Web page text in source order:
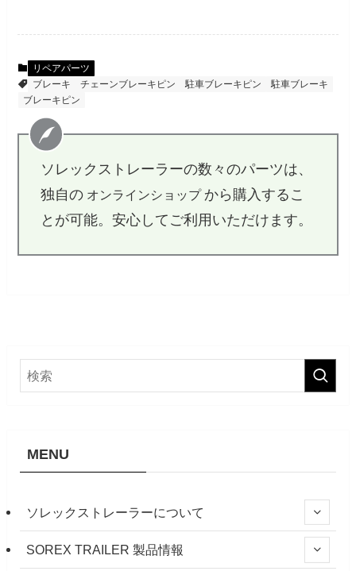
リペアパーツ
ブレーキ
チェーンブレーキピン 駐車ブレーキピン
駐車ブレーキ
ブレーキピン
ソレックストレーラーの数々のパーツは、
独自の オンラインショップ から購入するこ
とが可能。安心してご利用いただけます。
MENU
ソレックストレーラーについて
SOREX TRAILER 製品情報